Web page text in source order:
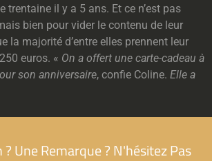
trentaine il y a 5 ans. Et ce n’est pas
bien pour vider le contenu de leur
la majorité d’entre elles prennent leur
euros. « On a offert une carte-cadeau à
son anniversaire, confie Coline. Elle a
Une Remarque ? N'hésitez Pas